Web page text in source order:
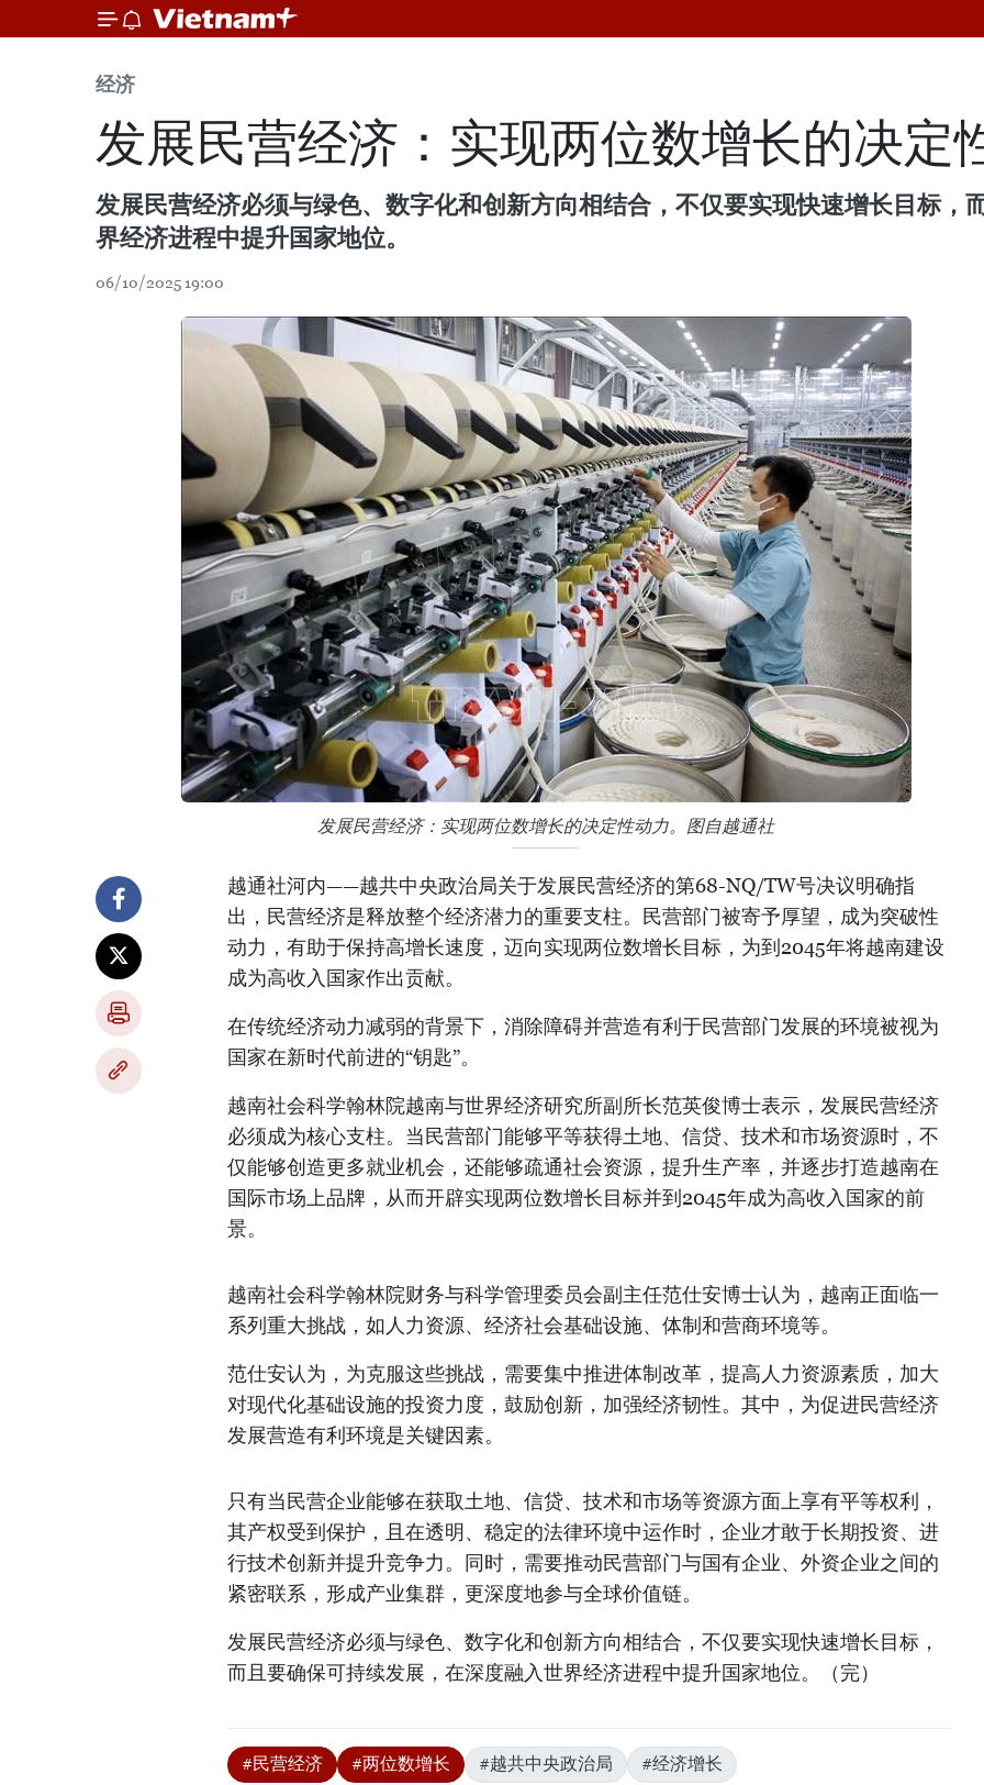
经济
发展民营经济：实现两位数增长的决定
发展民营经济必须与绿色、数字化和创新方向相结合，不仅要实现快速增长目标，
界经济进程中提升国家地位。
06/10/2025 19:00
发展民营经济：实现两位数增长的决定性动力。图自越通社
越通社河内——越共中央政治局关于发展民营经济的第68-NQ/TW号决议明确指
出，民营经济是释放整个经济潜力的重要支柱。民营部门被寄予厚望，成为突破性
动力，有助于保持高增长速度，迈向实现两位数增长目标，为到2045年将越南建设
成为高收入国家作出贡献。
在传统经济动力减弱的背景下，消除障碍并营造有利于民营部门发展的环境被视为
国家在新时代前进的“钥匙”。
越南社会科学翰林院越南与世界经济研究所副所长范英俊博士表示，发展民营经济
必须成为核心支柱。当民营部门能够平等获得土地、信贷、技术和市场资源时，不
仅能够创造更多就业机会，还能够疏通社会资源，提升生产率，并逐步打造越南在
国际市场上品牌，从而开辟实现两位数增长目标并到2045年成为高收入国家的前
景。
越南社会科学翰林院财务与科学管理委员会副主任范仕安博士认为，越南正面临一
系列重大挑战，如人力资源、经济社会基础设施、体制和营商环境等。
范仕安认为，为克服这些挑战，需要集中推进体制改革，提高人力资源素质，加大
对现代化基础设施的投资力度，鼓励创新，加强经济韧性。其中，为促进民营经济
发展营造有利环境是关键因素。
只有当民营企业能够在获取土地、信贷、技术和市场等资源方面上享有平等权利，
其产权受到保护，且在透明、稳定的法律环境中运作时，企业才敢于长期投资、进
行技术创新并提升竞争力。同时，需要推动民营部门与国有企业、外资企业之间的
紧密联系，形成产业集群，更深度地参与全球价值链。
发展民营经济必须与绿色、数字化和创新方向相结合，不仅要实现快速增长目标，
而且要确保可持续发展，在深度融入世界经济进程中提升国家地位。（完）
#民营经济 #两位数增长 #越共中央政治局 #经济增长